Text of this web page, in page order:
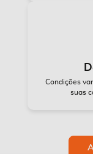
Condições
suas